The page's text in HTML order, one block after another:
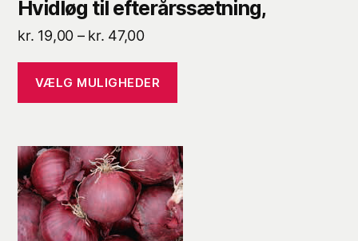
Hvidløg til efterårssætning,
kr. 19,00 – kr. 47,00Prisinterval:
til
kr. 47,00
VÆLG MULIGHEDER
Dette
vare
har
flere